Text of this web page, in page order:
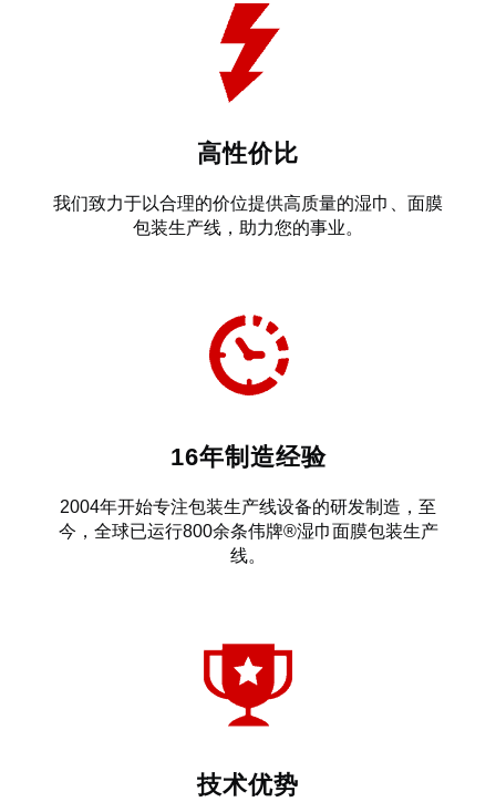
高性价比
我们致力于以合理的价位提供高质量的湿巾、面膜
包装生产线，助力您的事业。
16年制造经验
2004年开始专注包装生产线设备的研发制造，至
今，全球已运行800余条伟牌®湿巾面膜包装生产
线。
技术优势